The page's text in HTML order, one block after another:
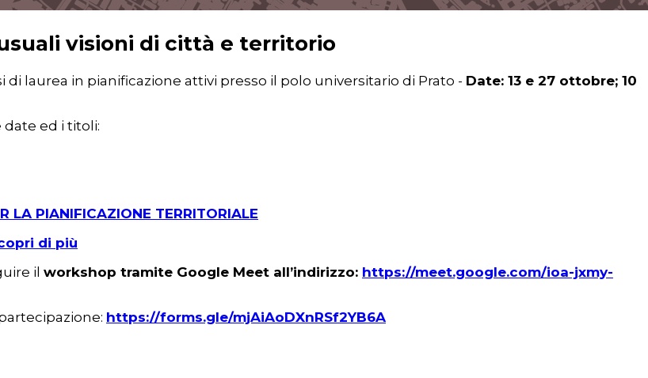
visioni di città e territorio
laurea in pianificazione attivi presso il polo universitario di Prato - Date: 13 e 27 ottobre; 10
ed i titoli:
LA PIANIFICAZIONE TERRITORIALE
di più
il workshop tramite Google Meet all’indirizzo: https://meet.google.com/ioa-jxmy-
https://forms.gle/mjAiAoDXnRSf2YB6A